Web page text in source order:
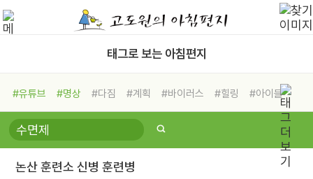
태그로 보는 아침편지
#유튜브 #명상 #다짐 #계획 #바이러스 #힐링
#아이들
#비전캠프
#독서캠프 #삶
#희망
#나눔 #친구 #링컨학교
#독서
#건강 #면역력
논산 훈련소 신병 훈련병